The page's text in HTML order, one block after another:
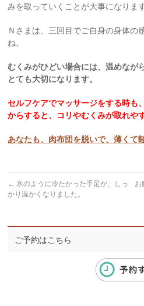
みを取っていくことが大事になります
Ｎさまは、三回目でご自身の身体の
ね。
むくみがひどい場合には、温めなが
とても大切になります。
セルフケアでマッサージをする時も
からすると、コリやむくみが取れや
あなたも、肉布団を脱いで、薄くて
← 氷のように冷たかった手足が、しっ
かり温かくなりました。
お
ご予約はこちら